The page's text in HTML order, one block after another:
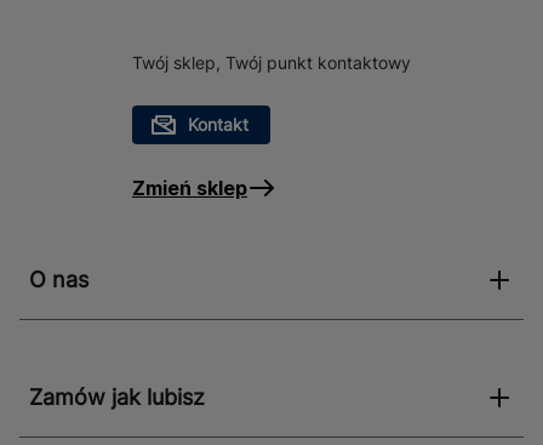
Twój sklep, Twój punkt kontaktowy
Kontakt
Zmień sklep
O nas
Zamów jak lubisz